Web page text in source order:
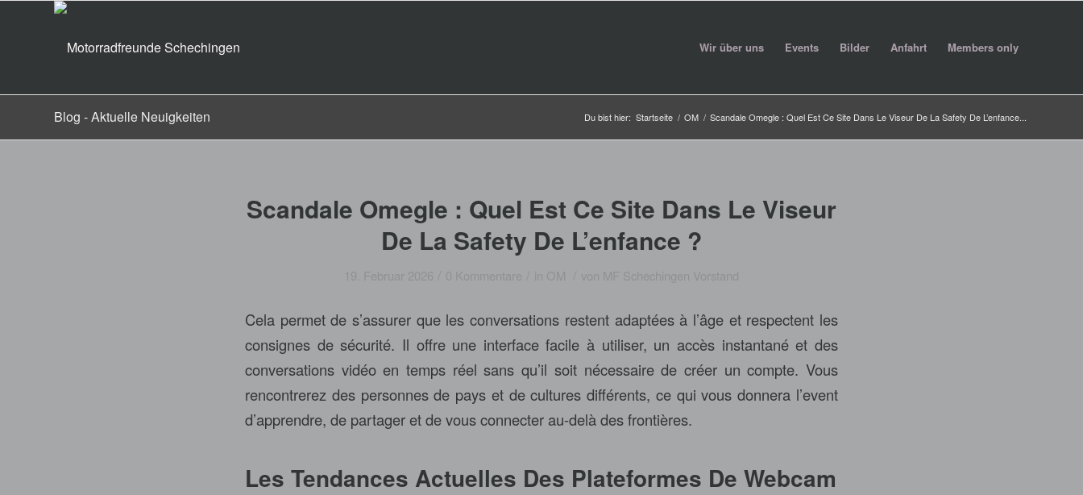
Wir über uns Events Bilder Anfahrt Members only
Blog - Aktuelle Neuigkeiten Du bist hier: Startseite / OM / Scandale Omegle : Quel Est Ce Site Dans Le Viseur De La Safety De L’enfance...
Scandale Omegle : Quel Est Ce Site Dans Le Viseur
De La Safety De L’enfance ?
0 Kommentare in OM von MF Schechingen Vorstand
Cela permet de s’assurer que les conversations restent adaptées à l’âge et respectent les
consignes de sécurité. Il offre une interface facile à utiliser, un accès instantané et des
conversations vidéo en temps réel sans qu’il soit nécessaire de créer un compte. Vous
rencontrerez des personnes de pays et de cultures différents, ce qui vous donnera l’event
d’apprendre, de partager et de vous connecter au-delà des frontières.
Les Tendances Actuelles Des Plateformes De Webcam